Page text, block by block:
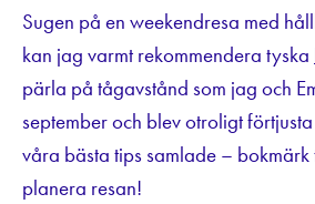
Sugen på en weekendresa med
kan jag varmt rekommendera tyska
pärla på tågavstånd som jag och
september och blev otroligt
våra bästa tips samlade –
planera resan!